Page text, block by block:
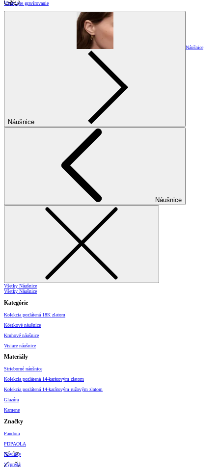
Vzory pre gravírovanie
Náušnice
Náušnice
Náušnice
Všetky Náušnice
Všetky Náušnice
Kategórie
Kolekcia pozlátená 18K zlatom
Kôstkové náušnice
Kruhové náušnice
Visiace náušnice
Materiály
Strieborné náušnice
Kolekcia pozlátená 14-karátovým zlatom
Kolekcia pozlátená 14-karátovým ružovým zlatom
Glazúra
Kamene
Značky
Pandora
PDPAOLA
Novinky
Výpredaj